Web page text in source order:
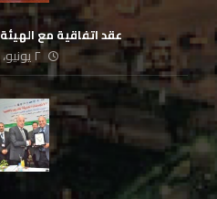
عقد اتفاقية مع
٢ يونيو، ٢٠٢٥